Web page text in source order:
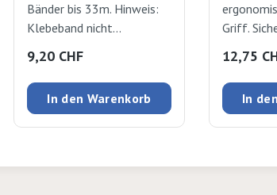
Bänder bis 33m. Hinweis:
Klebeband nicht
rutschfeste Unterseite
Regulärer Preis:
9,20 CHF
In den Warenkorb
Griff.
inklusiv.
12,75
In